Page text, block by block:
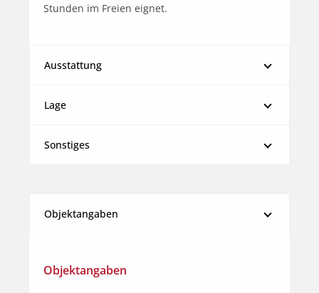
Stunden im Freien eignet.
Ausstattung
Lage
Sonstiges
Objektangaben
Objektangaben